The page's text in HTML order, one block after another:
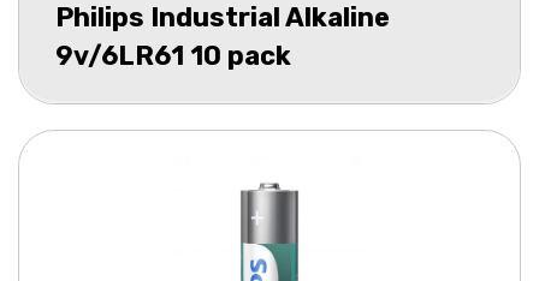
Philips Industrial Alkaline
9v/6LR61 10 pack